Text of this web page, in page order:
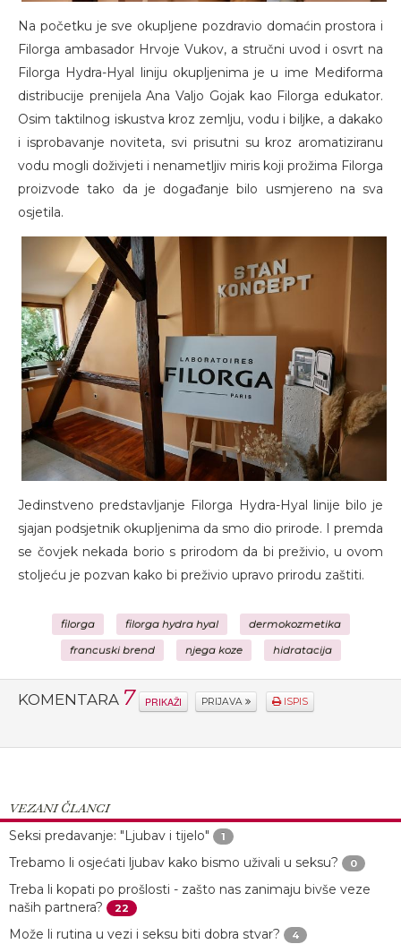
Na početku je sve okupljene pozdravio domaćin prostora i
Filorga ambasador Hrvoje Vukov, a stručni uvod i osvrt na
Filorga Hydra-Hyal liniju okupljenima je u ime Mediforma
distribucije prenijela Ana Valjo Gojak kao Filorga edukator.
Osim taktilnog iskustva kroz zemlju, vodu i biljke, a dakako
i isprobavanje noviteta, svi prisutni su kroz aromatiziranu
vodu mogli doživjeti i nenametljiv miris koji prožima Filorga
proizvode tako da je događanje bilo usmjereno na sva
osjetila.
Jedinstveno predstavljanje Filorga Hydra-Hyal linije bilo je
sjajan podsjetnik okupljenima da smo dio prirode. I premda
se čovjek nekada borio s prirodom da bi preživio, u ovom
stoljeću je pozvan kako bi preživio upravo prirodu zaštiti.
filorga filorga hydra hyal dermokozmetika
francuski brend njega koze hidratacija
KOMENTARA 7 PRIKAŽI PRIJAVA ISPIS
VEZANI ČLANCI
Seksi predavanje: "Ljubav i tijelo"
1
Trebamo li osjećati ljubav kako bismo uživali u seksu? 0
Treba li kopati po prošlosti - zašto nas zanimaju bivše veze
naših partnera?
22
Može li rutina u vezi i seksu biti dobra stvar? 4